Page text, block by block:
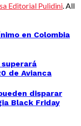
Editorial Pulidini. All
en Colombia
de Avianca
disparar
Black Friday